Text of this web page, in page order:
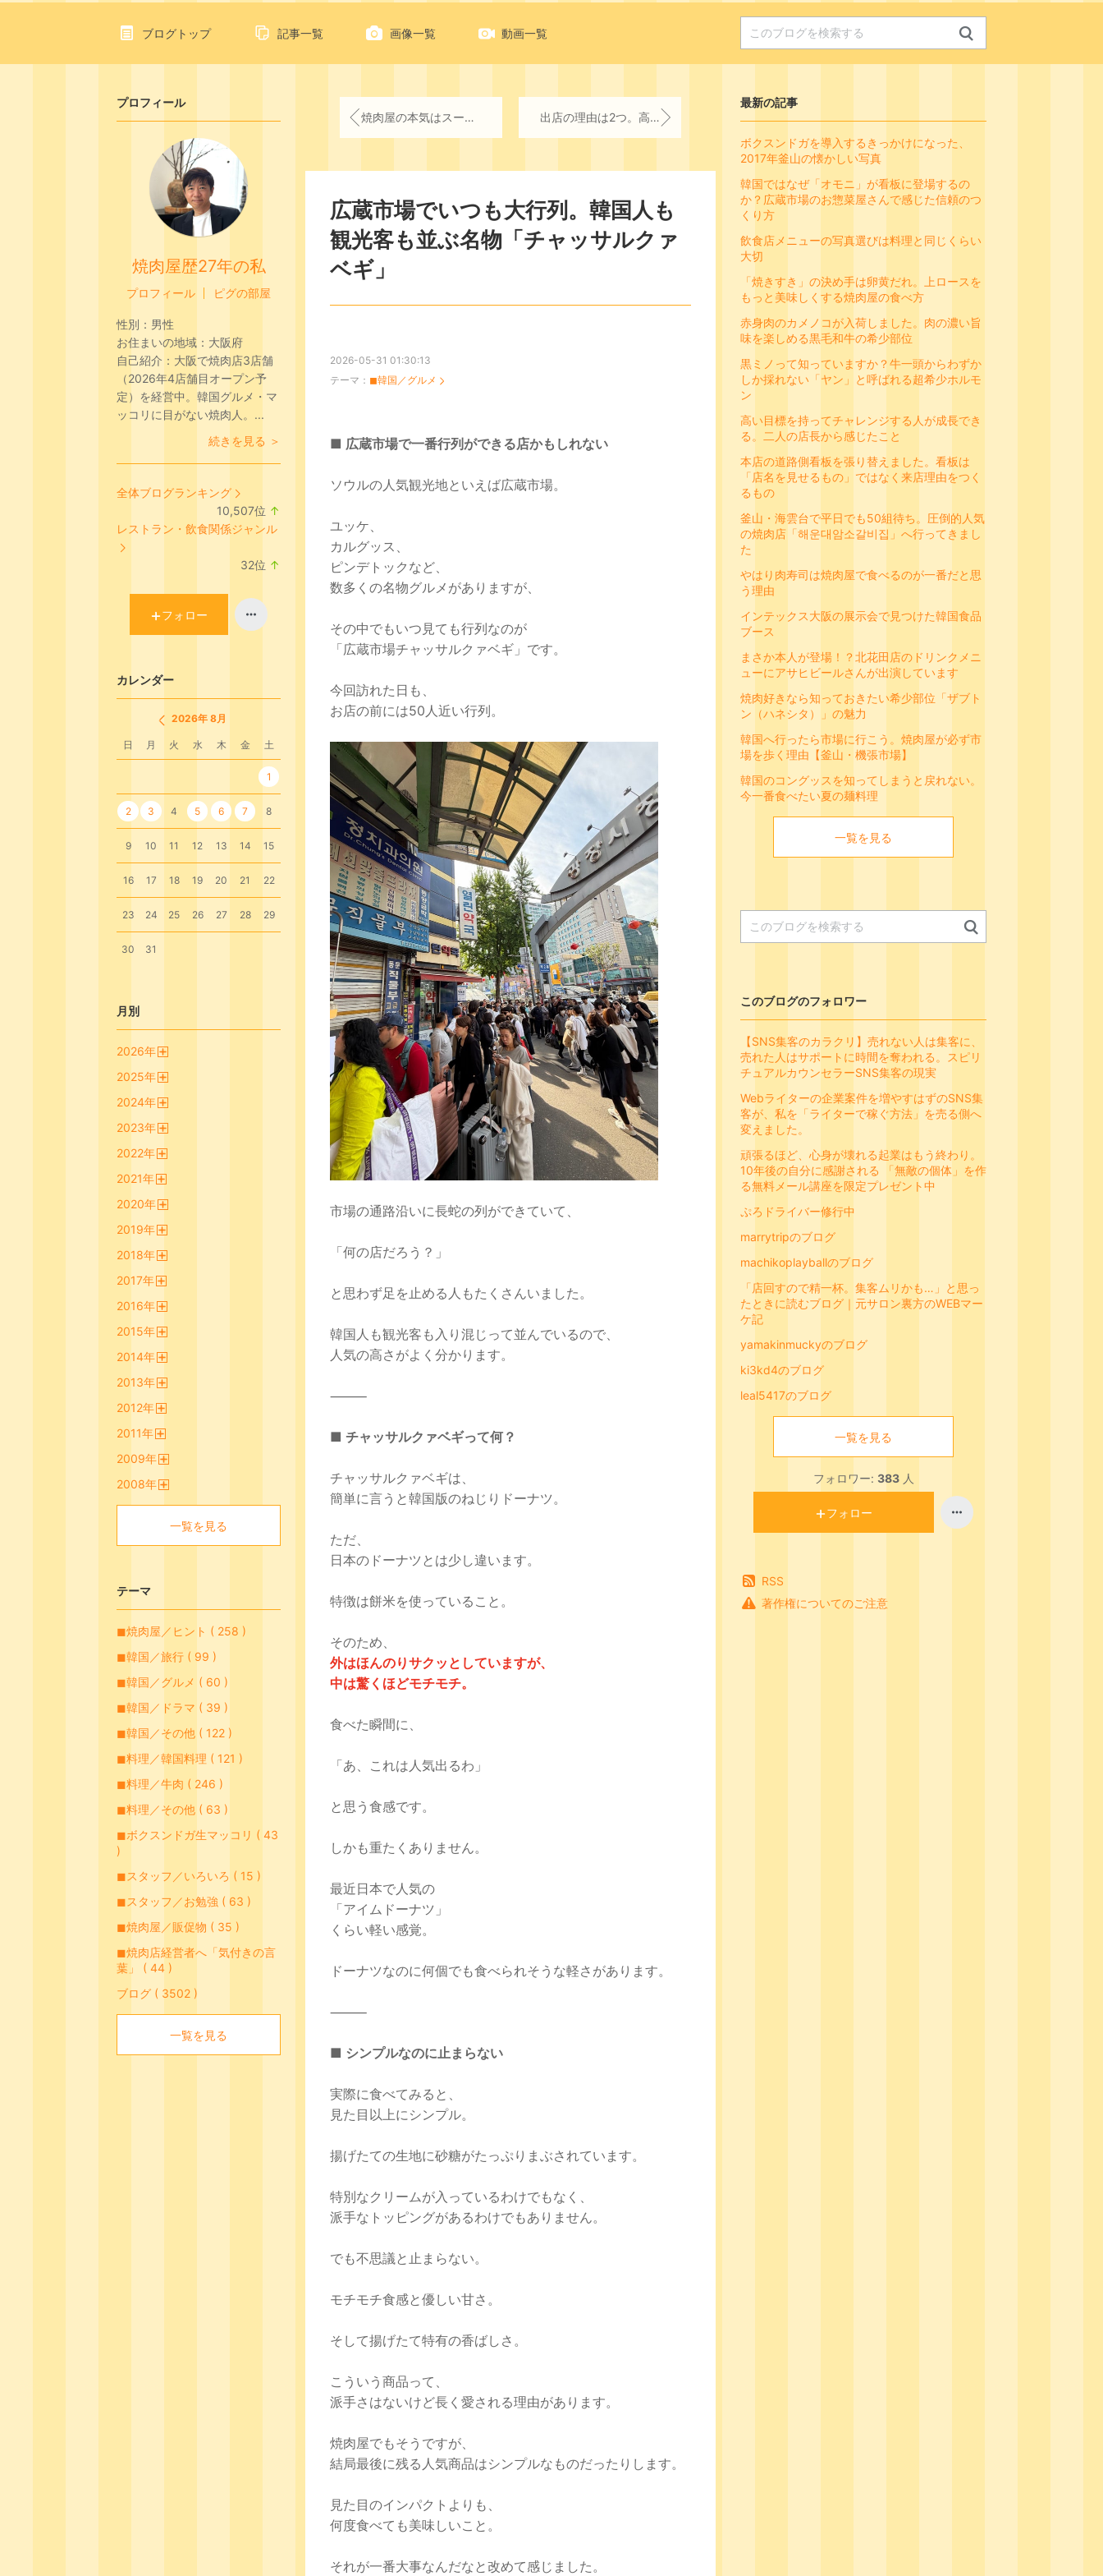
ブログトップ 記事一覧 画像一覧 動画一覧
焼肉屋の本気はスープに出る。ユッケジャンスープに宿る韓国料理の奥深さ 出店の理由は2つ。高麗ガーデン北花田店をオープンすることになった本当の理由
広蔵市場でいつも大行列。韓国人も
観光客も並ぶ名物「チャッサルクァ
ベギ」
2026-05-31 01:30:13
テーマ： ◼︎韓国／グルメ
■ 広蔵市場で一番行列ができる店かもしれない
ソウルの人気観光地といえば広蔵市場。
ユッケ、
カルグッス、
ピンデトックなど、
数多くの名物グルメがありますが、
その中でもいつ見ても行列なのが
「広蔵市場チャッサルクァベギ」です。
今回訪れた日も、
お店の前には50人近い行列。
市場の通路沿いに長蛇の列ができていて、
「何の店だろう？」
と思わず足を止める人もたくさんいました。
韓国人も観光客も入り混じって並んでいるので、
人気の高さがよく分かります。
⸻
■ チャッサルクァベギって何？
チャッサルクァベギは、
簡単に言うと韓国版のねじりドーナツ。
ただ、
日本のドーナツとは少し違います。
特徴は餅米を使っていること。
そのため、
外はほんのりサクッとしていますが、
中は驚くほどモチモチ。
食べた瞬間に、
「あ、これは人気出るわ」
と思う食感です。
しかも重たくありません。
最近日本で人気の
「アイムドーナツ」
くらい軽い感覚。
ドーナツなのに何個でも食べられそうな軽さがあります。
⸻
■ シンプルなのに止まらない
実際に食べてみると、
見た目以上にシンプル。
揚げたての生地に砂糖がたっぷりまぶされています。
特別なクリームが入っているわけでもなく、
派手なトッピングがあるわけでもありません。
でも不思議と止まらない。
モチモチ食感と優しい甘さ。
そして揚げたて特有の香ばしさ。
こういう商品って、
派手さはないけど長く愛される理由があります。
焼肉屋でもそうですが、
結局最後に残る人気商品はシンプルなものだったりします。
見た目のインパクトよりも、
何度食べても美味しいこと。
それが一番大事なんだなと改めて感じました。
最新の記事
ボクスンドガを導入するきっかけになった、
2017年釜山の懐かしい写真
韓国ではなぜ「オモニ」が看板に登場するの
か？広蔵市場のお惣菜屋さんで感じた信頼のつ
くり方
飲食店メニューの写真選びは料理と同じくらい
大切
「焼きすき」の決め手は卵黄だれ。上ロースを
もっと美味しくする焼肉屋の食べ方
赤身肉のカメノコが入荷しました。肉の濃い旨
味を楽しめる黒毛和牛の希少部位
黒ミノって知っていますか？牛一頭からわずか
しか採れない「ヤン」と呼ばれる超希少ホルモ
ン
高い目標を持ってチャレンジする人が成長でき
る。二人の店長から感じたこと
本店の道路側看板を張り替えました。看板は
「店名を見せるもの」ではなく来店理由をつく
るもの
釜山・海雲台で平日でも50組待ち。圧倒的人気
の焼肉店「해운대암소갈비집」へ行ってきまし
た
やはり肉寿司は焼肉屋で食べるのが一番だと思
う理由
インテックス大阪の展示会で見つけた韓国食品
ブース
まさか本人が登場！？北花田店のドリンクメニ
ューにアサヒビールさんが出演しています
焼肉好きなら知っておきたい希少部位「ザブト
ン（ハネシタ）」の魅力
韓国へ行ったら市場に行こう。焼肉屋が必ず市
場を歩く理由【釜山・機張市場】
韓国のコングッスを知ってしまうと戻れない。
今一番食べたい夏の麺料理
一覧を見る
このブログのフォロワー
【SNS集客のカラクリ】売れない人は集客に、
売れた人はサポートに時間を奪われる。スピリ
チュアルカウンセラーSNS集客の現実
Webライターの企業案件を増やすはずのSNS集
客が、私を「ライターで稼ぐ方法」を売る側へ
変えました。
頑張るほど、心身が壊れる起業はもう終わり。
10年後の自分に感謝される 「無敵の個体」を作
る無料メール講座を限定プレゼント中
ぷろドライバー修行中
marrytripのブログ
machikoplayballのブログ
「店回すので精一杯。集客ムリかも…」と思っ
たときに読むブログ｜元サロン裏方のWEBマー
ケ記
yamakinmuckyのブログ
ki3kd4のブログ
leal5417のブログ
一覧を見る
フォロワー: 383 人
フォロー
RSS
著作権についてのご注意
プロフィール
焼肉屋歴27年の私
プロフィール ピグの部屋
性別： 男性
お住まいの地域： 大阪府
自己紹介： 大阪で焼肉店3店舗
（2026年4店舗目オープン予
定）を経営中。韓国グルメ・マ
ッコリに目がない焼肉人。...
続きを見る ＞
全体ブログランキング
10,507位 ↑
レストラン・飲食関係ジャンル
32位 ↑
フォロー
カレンダー
2026年 8月
日 月 火 水 木 金 土
1
2 3 4 5 6 7 8
9 10 11 12 13 14 15
16 17 18 19 20 21 22
23 24 25 26 27 28 29
30 31
月別
2026年
2025年
2024年
2023年
2022年
2021年
2020年
2019年
2018年
2017年
2016年
2015年
2014年
2013年
2012年
2011年
2009年
2008年
一覧を見る
テーマ
◼︎焼肉屋／ヒント ( 258 )
◼︎韓国／旅行 ( 99 )
◼︎韓国／グルメ ( 60 )
◼︎韓国／ドラマ ( 39 )
◼︎韓国／その他 ( 122 )
◼︎料理／韓国料理 ( 121 )
◼︎料理／牛肉 ( 246 )
◼︎料理／その他 ( 63 )
◼︎ボクスンドガ生マッコリ ( 43
)
◼︎スタッフ／いろいろ ( 15 )
◼︎スタッフ／お勉強 ( 63 )
◼︎焼肉屋／販促物 ( 35 )
◼︎焼肉店経営者へ「気付きの言
葉」 ( 44 )
ブログ ( 3502 )
一覧を見る